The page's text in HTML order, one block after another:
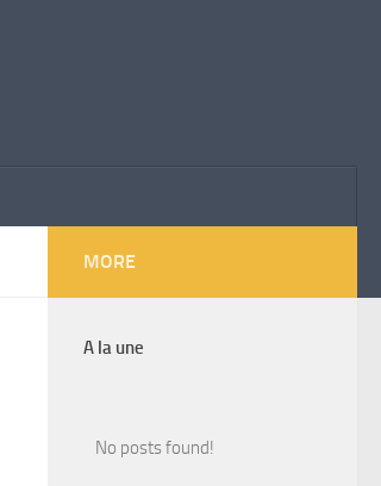
MORE
A la une
No posts found!